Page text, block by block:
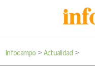
Infocampo > Actualidad >